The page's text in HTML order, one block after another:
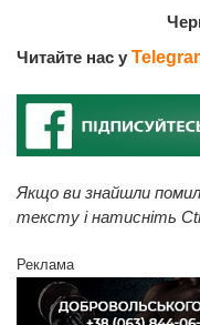
Читайте нас у
Якщо ви знайшли
тексту і натисніть
Реклама